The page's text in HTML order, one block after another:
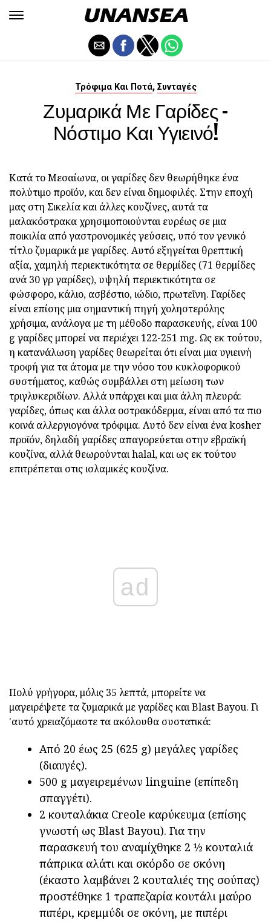
Τρόφιμα Και Ποτά, Συνταγές
Ζυμαρικά Με Γαρίδες -
Νόστιμο Και Υγιεινό!
Κατά το Μεσαίωνα, οι γαρίδες δεν θεωρήθηκε ένα
πολύτιμο προϊόν, και δεν είναι δημοφιλές. Στην εποχή
μας στη Σικελία και άλλες κουζίνες, αυτά τα
μαλακόστρακα χρησιμοποιούνται ευρέως σε μια
ποικιλία από γαστρονομικές γεύσεις, υπό τον γενικό
τίτλο ζυμαρικά με γαρίδες. Αυτό εξηγείται θρεπτική
αξία, χαμηλή περιεκτικότητα σε θερμίδες (71 θερμίδες
ανά 30 γρ γαρίδες), υψηλή περιεκτικότητα σε
φώσφορο, κάλιο, ασβέστιο, ιώδιο, πρωτεΐνη. Γαρίδες
είναι επίσης μια σημαντική πηγή χοληστερόλης
χρήσιμα, ανάλογα με τη μέθοδο παρασκευής, είναι 100
g γαρίδες μπορεί να περιέχει 122-251 mg. Ως εκ τούτου,
η κατανάλωση γαρίδες θεωρείται ότι είναι μια υγιεινή
τροφή για τα άτομα με την νόσο του κυκλοφορικού
συστήματος, καθώς συμβάλλει στη μείωση των
τριγλυκεριδίων. Αλλά υπάρχει και μια άλλη πλευρά:
γαρίδες, όπως και άλλα οστρακόδερμα, είναι από τα πιο
κοινά αλλεργιογόνα τρόφιμα. Αυτό δεν είναι ένα kosher
προϊόν, δηλαδή γαρίδες απαγορεύεται στην εβραϊκή
κουζίνα, αλλά θεωρούνται halal, και ως εκ τούτου
επιτρέπεται στις ισλαμικές κουζίνα.
ad
Πολύ γρήγορα, μόλις 35 λεπτά, μπορείτε να
μαγειρέψετε τα ζυμαρικά με γαρίδες και Blast Bayou. Γι
'αυτό χρειαζόμαστε τα ακόλουθα συστατικά:
Από 20 έως 25 (625 g) μεγάλες γαρίδες
(διαυγές).
500 g μαγειρεμένων linguine (επίπεδη
σπαγγέτι).
2 κουταλάκια Creole καρύκευμα (επίσης
γνωστή ως Blast Bayou). Για την
παρασκευή του αναμίχθηκε 2 ½ κουταλιά
πάπρικα αλάτι και σκόρδο σε σκόνη
(έκαστο λαμβάνει 2 κουταλιές της σούπας)
προστέθηκε 1 τραπεζαρία κουτάλι μαύρο
πιπέρι, κρεμμύδι σε σκόνη, με πιπέρι